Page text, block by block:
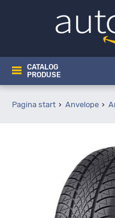
CATALOG
PRODUSE
Pagina start Anvelope